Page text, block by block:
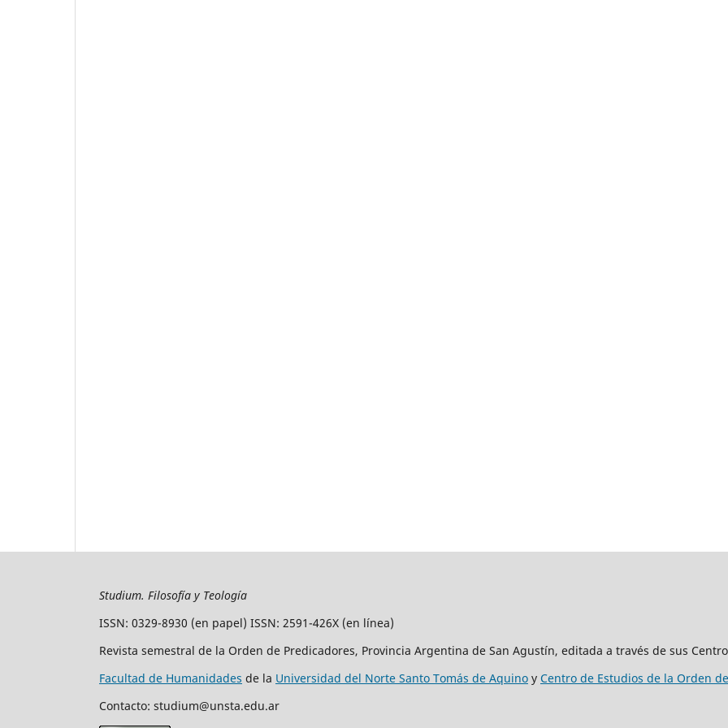
Studium. Filosofía y Teología
ISSN: 0329-8930 (en papel) ISSN: 2591-426X (en línea)
Revista semestral de la Orden de Predicadores, Provincia Argentina de San Agustín, editada a través de sus
Facultad de Humanidades de la Universidad del Norte Santo Tomás de Aquino y Centro de Estudios de la Orden
Contacto: studium@unsta.edu.ar